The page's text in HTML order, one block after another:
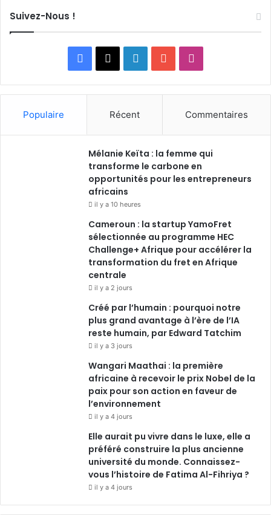
Suivez-Nous !
a
b
o
o
k
i
e
d
i
n
o
u
b
n
a
g
a
m
Populaire Récent Commentaires
Mélanie Keïta : la femme qui
transforme le carbone en
opportunités pour les entrepreneurs
africains
il y a 10 heures
Cameroun : la startup YamoFret
sélectionnée au programme HEC
Challenge+ Afrique pour accélérer la
transformation du fret en Afrique
centrale
il y a 2 jours
Créé par l’humain : pourquoi notre
plus grand avantage à l’ère de l’IA
reste humain, par Edward Tatchim
il y a 3 jours
Wangari Maathai : la première
africaine à recevoir le prix Nobel de la
paix pour son action en faveur de
l’environnement
il y a 4 jours
Elle aurait pu vivre dans le luxe, elle a
préféré construire la plus ancienne
université du monde. Connaissez-
vous l’histoire de Fatima Al-Fihriya ?
il y a 4 jours